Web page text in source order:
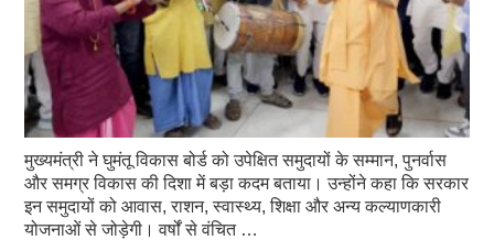
मुख्यमंत्री ने घुमंतू विकास बोर्ड को उपेक्षित समुदायों के सम्मान, पुनर्वास
और समग्र विकास की दिशा में बड़ा कदम बताया। उन्होंने कहा कि सरकार
इन समुदायों को आवास, राशन, स्वास्थ्य, शिक्षा और अन्य कल्याणकारी
योजनाओं से जोड़ेगी। वर्षों से वंचित …